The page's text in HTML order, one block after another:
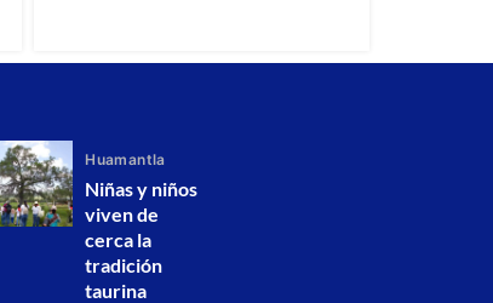
Huamantla
Niñas y niños
viven de
cerca la
tradición
taurina